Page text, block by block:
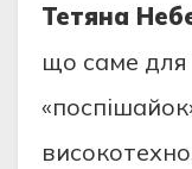
Тетяна
що саме для